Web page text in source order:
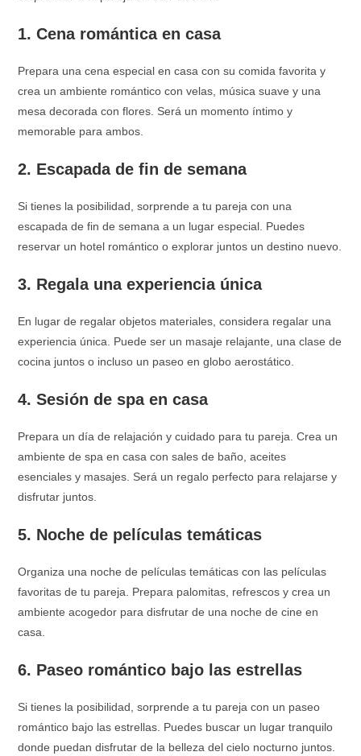
1. Cena romántica en casa
Prepara una cena especial en casa con su comida favorita y
crea un ambiente romántico con velas, música suave y una
mesa decorada con flores. Será un momento íntimo y
memorable para ambos.
2. Escapada de fin de semana
Si tienes la posibilidad, sorprende a tu pareja con una
escapada de fin de semana a un lugar especial. Puedes
reservar un hotel romántico o explorar juntos un destino nuevo.
3. Regala una experiencia única
En lugar de regalar objetos materiales, considera regalar una
experiencia única. Puede ser un masaje relajante, una clase de
cocina juntos o incluso un paseo en globo aerostático.
4. Sesión de spa en casa
Prepara un día de relajación y cuidado para tu pareja. Crea un
ambiente de spa en casa con sales de baño, aceites
esenciales y masajes. Será un regalo perfecto para relajarse y
disfrutar juntos.
5. Noche de películas temáticas
Organiza una noche de películas temáticas con las películas
favoritas de tu pareja. Prepara palomitas, refrescos y crea un
ambiente acogedor para disfrutar de una noche de cine en
casa.
6. Paseo romántico bajo las estrellas
Si tienes la posibilidad, sorprende a tu pareja con un paseo
romántico bajo las estrellas. Puedes buscar un lugar tranquilo
donde puedan disfrutar de la belleza del cielo nocturno juntos.